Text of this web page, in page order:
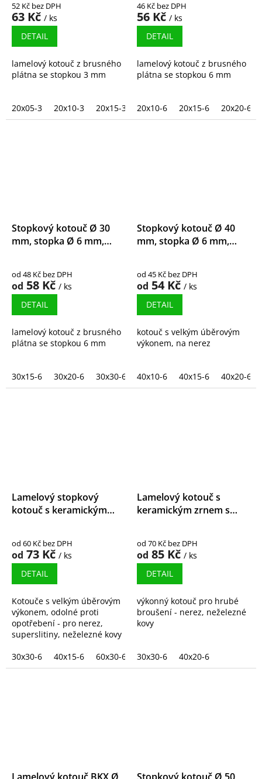
52 Kč bez DPH
63 Kč / ks
DETAIL
lamelový kotouč z brusného
plátna se stopkou 3 mm
20x05-3 20x10-3 20x15-3 20x20-3
46 Kč bez DPH
56 Kč / ks
DETAIL
lamelový kotouč z brusného
plátna se stopkou 6 mm
20x10-6 20x15-6 20x20-6
Stopkový kotouč Ø 30
mm, stopka Ø 6 mm,
od 48 Kč bez DPH
od 58 Kč / ks
DETAIL
lamelový kotouč z brusného
plátna se stopkou 6 mm
30x15-6 30x20-6 30x30-6
Stopkový kotouč Ø 40
mm, stopka Ø 6 mm,
od 45 Kč bez DPH
od 54 Kč / ks
DETAIL
kotouč s velkým úběrovým
výkonem, na nerez
40x10-6 40x15-6 40x20-6
Lamelový stopkový
kotouč s keramickým
od 60 Kč bez DPH
od 73 Kč / ks
DETAIL
Kotouče s velkým úběrovým
výkonem, odolné proti
opotřebení - pro nerez,
superslitiny, neželezné kovy
30x30-6
40x15-6 60x30-6
Lamelový kotouč s
keramickým zrnem s
od 70 Kč bez DPH
od 85 Kč / ks
DETAIL
výkonný kotouč pro hrubé
broušení - nerez, neželezné
kovy
30x30-6 40x20-6